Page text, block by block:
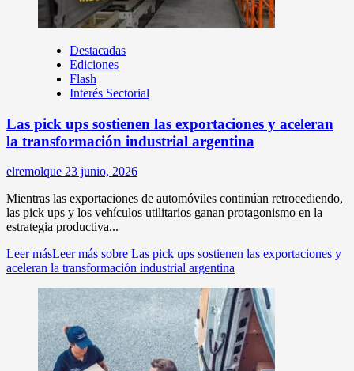
Destacadas
Ediciones
Flash
Interés Sectorial
Las pick ups sostienen las exportaciones y aceleran
la transformación industrial argentina
elremolque 23 junio, 2026
Mientras las exportaciones de automóviles continúan retrocediendo,
las pick ups y los vehículos utilitarios ganan protagonismo en la
estrategia productiva...
Leer másLeer más sobre Las pick ups sostienen las exportaciones y
aceleran la transformación industrial argentina